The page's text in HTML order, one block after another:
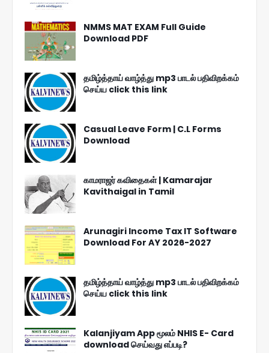
NMMS MAT EXAM Full Guide
Download PDF
தமிழ்த்தாய் வாழ்த்து mp3 பாடல் பதிவிறக்கம்
செய்ய click this link
Casual Leave Form | C.L Forms
Download
காமராஜர் கவிதைகள் | Kamarajar
Kavithaigal in Tamil
Arunagiri Income Tax IT Software
Download For AY 2026-2027
தமிழ்த்தாய் வாழ்த்து mp3 பாடல் பதிவிறக்கம்
செய்ய click this link
Kalanjiyam App மூலம் NHIS E- Card
download செய்வது எப்படி?